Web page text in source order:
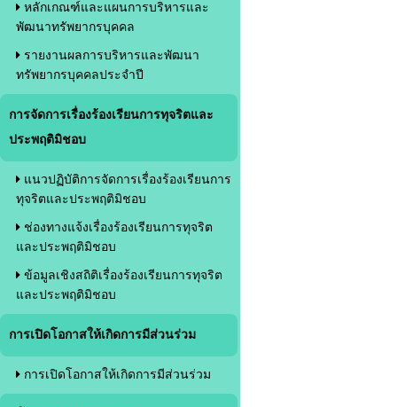
หลักเกณฑ์และแผนการบริหารและ
พัฒนาทรัพยากรบุคคล
รายงานผลการบริหารและพัฒนา
ทรัพยากรบุคคลประจำปี
การจัดการเรื่องร้องเรียนการทุจริตและ
ประพฤติมิชอบ
แนวปฏิบัติการจัดการเรื่องร้องเรียนการ
ทุจริตและประพฤติมิชอบ
ช่องทางแจ้งเรื่องร้องเรียนการทุจริต
และประพฤติมิชอบ
ข้อมูลเชิงสถิติเรื่องร้องเรียนการทุจริต
และประพฤติมิชอบ
การเปิดโอกาสให้เกิดการมีส่วนร่วม
การเปิดโอกาสให้เกิดการมีส่วนร่วม